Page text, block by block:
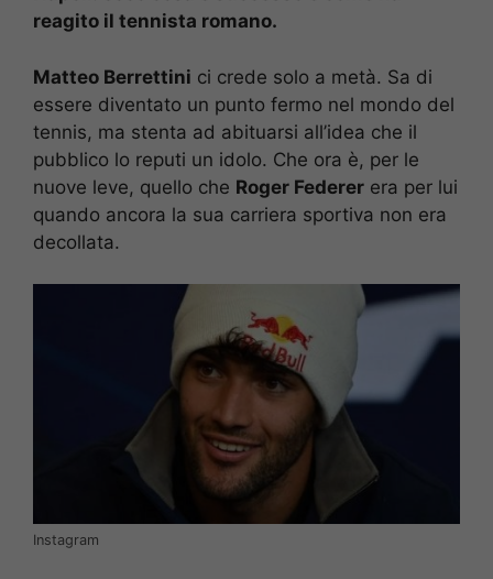
reagito il tennista romano.
Matteo Berrettini ci crede solo a metà. Sa di
essere diventato un punto fermo nel mondo del
tennis, ma stenta ad abituarsi all’idea che il
pubblico lo reputi un idolo. Che ora è, per le
nuove leve, quello che Roger Federer era per lui
quando ancora la sua carriera sportiva non era
decollata.
Instagram